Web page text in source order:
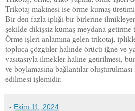
Trikotaj makinesi ise örme kumaş
Bir den fazla ipliği bir birlerine
şekilde dikişsiz kumaş meydana getirme
Örme işleri anlamına gelen trikotaj,
topluca çözgüler halinde örücü iğne ve
vasıtasıyla ilmekler haline getirilmesi,
ve boylamasına bağlantılar
edilmesi işlemidir.
- Ekim 11, 2024